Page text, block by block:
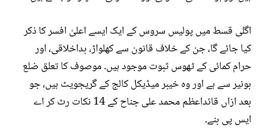
اگلی قسط میں پولیس سروس کے ایک ایسے اعلیٰ افسر کا ذکر
کیا جائے گا، جن کے خلاف قانون سے کھلواڑ، بداخلاقی، اور
حرام کمائی کے ٹھوس ثبوت موجود ہیں۔ موصوف کا تعلق ضلع
بونیر سے ہے اور وہ خیبر میڈیکل کالج کے گریجویٹ ہیں، جو
بعد ازاں قائداعظم محمد علی جناح کے 14 نکات رٹ کر اے
ایس پی بنے۔